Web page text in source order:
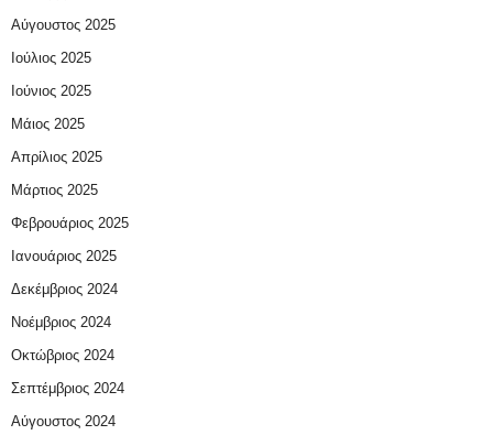
Αύγουστος 2025
Ιούλιος 2025
Ιούνιος 2025
Μάιος 2025
Απρίλιος 2025
Μάρτιος 2025
Φεβρουάριος 2025
Ιανουάριος 2025
Δεκέμβριος 2024
Νοέμβριος 2024
Οκτώβριος 2024
Σεπτέμβριος 2024
Αύγουστος 2024